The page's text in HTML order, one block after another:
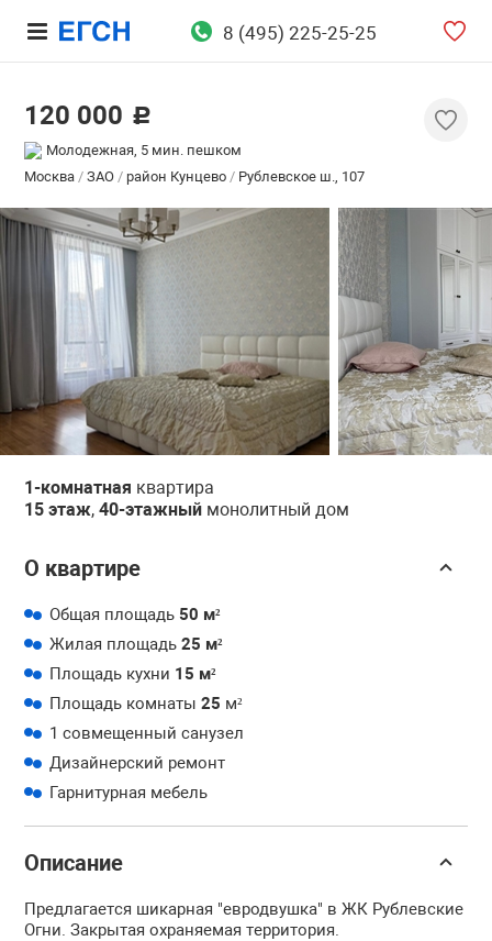
8 (495) 225-25-25
120 000 c
Молодежная, 5 мин. пешком
Москва/ ЗАО/ район Кунцево/ Рублевское ш., 107
1-комнатная квартира
15 этаж,40-этажный монолитный дом
О квартире
Общая площадь50 м²
Жилая площадь25 м²
Площадь кухни 15 м²
Площадь комнаты 25 м²
1 совмещенный санузел
Дизайнерский ремонт
Гарнитурная мебель
Описание
Предлагается шикарная "евродвушка" в ЖК Рублевские
Огни. Закрытая охраняемая территория.